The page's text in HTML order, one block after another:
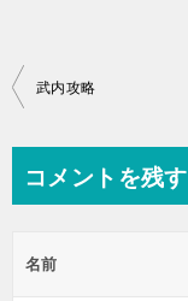
投
ビ
ー
武内攻略
コメントを残す
名前